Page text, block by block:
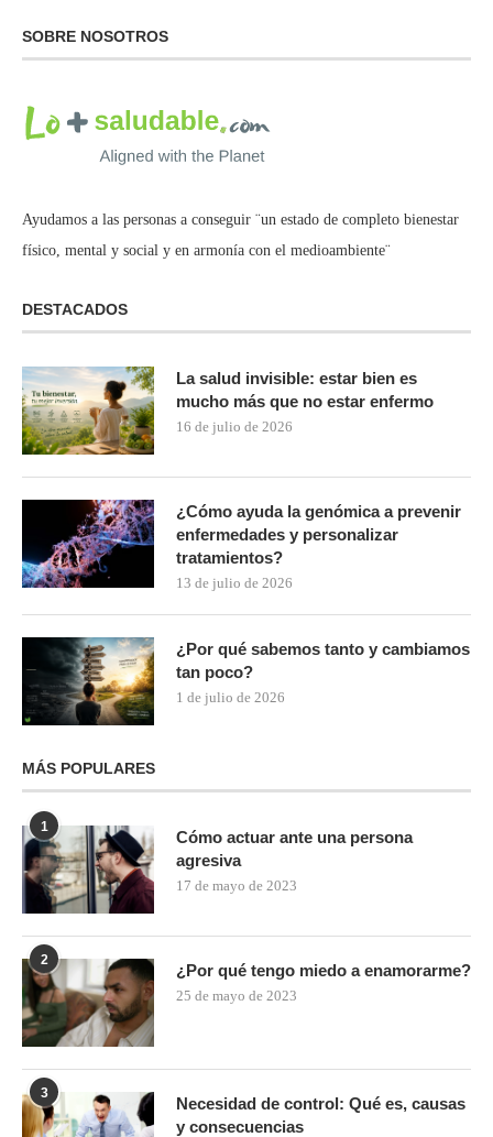
SOBRE NOSOTROS
Ayudamos a las personas a conseguir ¨un estado de completo bienestar
físico, mental y social y en armonía con el medioambiente¨
DESTACADOS
La salud invisible: estar bien es
mucho más que no estar enfermo
16 de julio de 2026
¿Cómo ayuda la genómica a prevenir
enfermedades y personalizar
tratamientos?
13 de julio de 2026
¿Por qué sabemos tanto y cambiamos
tan poco?
1 de julio de 2026
MÁS POPULARES
1
Cómo actuar ante una persona
agresiva
17 de mayo de 2023
2
¿Por qué tengo miedo a enamorarme?
25 de mayo de 2023
3
Necesidad de control: Qué es, causas
y consecuencias